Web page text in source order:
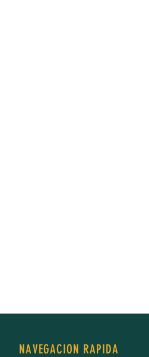
NAVEGACION RAPIDA